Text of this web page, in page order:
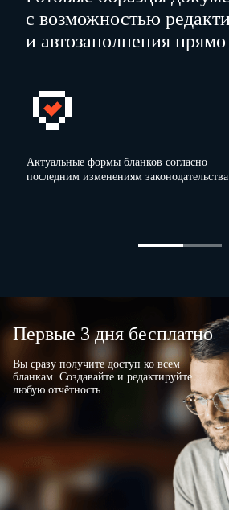
с возможностью
и автозаполнения прямо
Актуальные формы бланков согласно
последним изменениям законодательства
Первые 3 дня бесплатно
Вы сразу получите доступ ко всем
бланкам. Создавайте и редактируйте
любую отчётность.